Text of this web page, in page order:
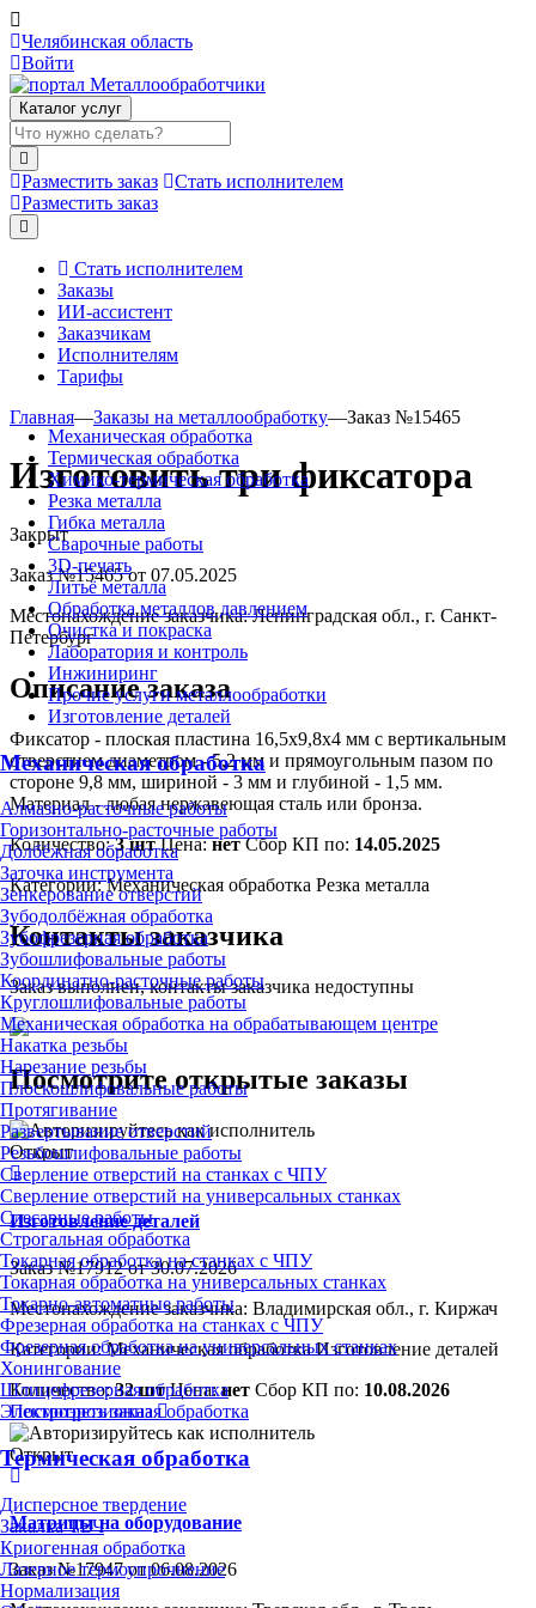
Челябинская область
Войти
Каталог услуг
Разместить заказ
Стать исполнителем
Разместить заказ
Стать исполнителем
Заказы
ИИ-ассистент
Заказчикам
Исполнителям
Тарифы
Механическая обработка
Термическая обработка
Химико-термическая обработка
Резка металла
Гибка металла
Сварочные работы
3D-печать
Литьё металла
Обработка металлов давлением
Очистка и покраска
Лаборатория и контроль
Инжиниринг
Прочие услуги металлообработки
Изготовление деталей
Механическая обработка
Алмазно-расточные работы
Горизонтально-расточные работы
Долбёжная обработка
Заточка инструмента
Зенкерование отверстий
Зубодолбёжная обработка
Зубофрезерная обработка
Зубошлифовальные работы
Координатно-расточные работы
Круглошлифовальные работы
Механическая обработка на обрабатывающем центре
Накатка резьбы
Нарезание резьбы
Плоскошлифовальные работы
Протягивание
Развертывание отверстий
Резьбошлифовальные работы
Сверление отверстий на станках с ЧПУ
Сверление отверстий на универсальных станках
Слесарные работы
Строгальная обработка
Токарная обработка на станках с ЧПУ
Токарная обработка на универсальных станках
Токарно-автоматные работы
Фрезерная обработка на станках с ЧПУ
Фрезерная обработка на универсальных станках
Хонингование
Шлицефрезерная обработка
Электроэрозионная обработка
Термическая обработка
Дисперсное твердение
Закалка ТВЧ
Криогенная обработка
Лазерное термоупрочнение
Нормализация
Главная—Заказы на металлообработку—Заказ №15465
Изготовить три фиксатора
Закрыт
Заказ №15465 от 07.05.2025
Местонахождение заказчика:Ленинградская обл., г. Санкт-
Петербург
Описание заказа
Фиксатор - плоская пластина 16,5х9,8х4 мм с вертикальным
отверстием диаметром - 5,2 мм и прямоугольным пазом по
стороне 9,8 мм, шириной - 3 мм и глубиной - 1,5 мм.
Материал - любая нержавеющая сталь или бронза.
Количество:3 шт Цена:нет Сбор КП по: 14.05.2025
Категории:Механическая обработка Резка металла
Контакты заказчика
Заказ выполнен, контакты заказчика недоступны
Посмотрите открытые заказы
Открыт
Изготовление деталей
Заказ №17912 от 30.07.2026
Местонахождение заказчика: Владимирская обл., г. Киржач
Категории:Механическая обработка Изготовление деталей
Количество:32 шт Цена:нет Сбор КП по: 10.08.2026
Посмотреть заказ
Открыт
Матрицы на оборудование
Заказ №17947 от 06.08.2026